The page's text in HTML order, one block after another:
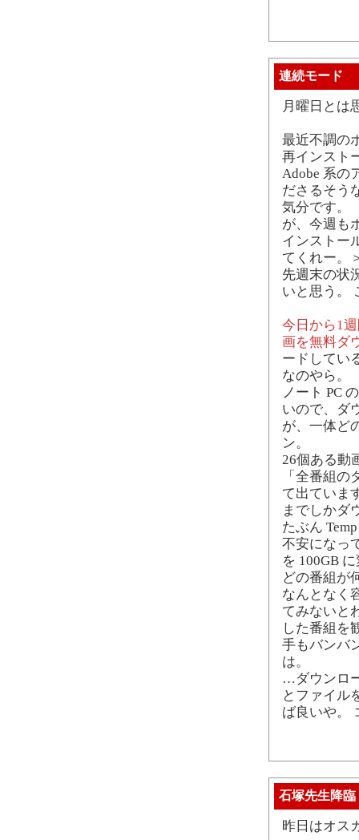
連続モード
月曜日とは
最近不調の
再インスト
Adobe 系の
ださるそう
気分です。
が、今週も
インストー
てくれー。
先週末の状
いと思う。
今日から1
画を無料ダ
ードしてい
なのやら。
ノート PC
いので、ダ
が、一体ど
ン。
26個ある動
「全番組
て出ていま
までしかダ
たぶん
不安になっ
を 100GB
どの番組が
なんとなく
てみないと
した番組を
手もバンバ
は。
…ダウンロ
とファイル
ば良いや。
石塚先生降臨
昨日はオス